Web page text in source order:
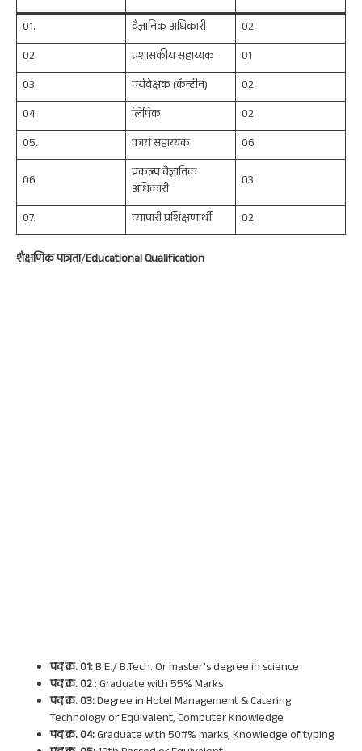
01.
वैज्ञानिक अधिकारी
02
02
प्रशासकीय सहाय्यक
01
03.
पर्यवेक्षक (कॅन्टीन)
02
04
लिपिक
02
05.
कार्य सहाय्यक
06
06
प्रकल्प वैज्ञानिक
अधिकारी
03
07.
व्यापारी प्रशिक्षणार्थी 02
शैक्षणिक पात्रता/Educational Qualification
पद क्र. 01:B.E./ B.Tech. Or master’s degree in science
पद क्र. 02: Graduate with 55% Marks
पद क्र. 03:Degree in Hotel Management & Catering
Technology or Equivalent, Computer Knowledge
पद क्र. 04:Graduate with 50#% marks, Knowledge of typing